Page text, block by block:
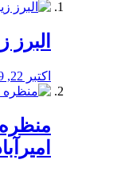
البرز
اکتبر 22, 2019